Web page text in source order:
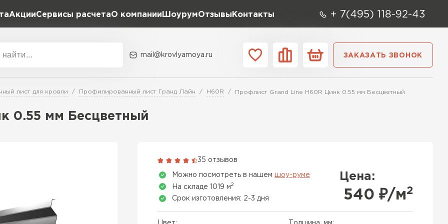
АкцииСервисы расчета
Расчет софитов для кровли
О компании ШоурумОтзывы Контакты + 7(495) 118-92-43
Тип товара
mail@krovlyamoya.ru ЗАКАЗАТЬ ЗВОНОК
лист для кровли Профилированный лист Гранд Лайн H60R Профлист Grand Line H60R Цинк 0.55 мм Бесцветный
0.55 мм Бесцветный
35 отзывов
Можно посмотреть в нашем шоу-руме
На складе 1019 м2
Срок изготовления: 2-3 дня
Цена:
540 ₽/м2
Контакты